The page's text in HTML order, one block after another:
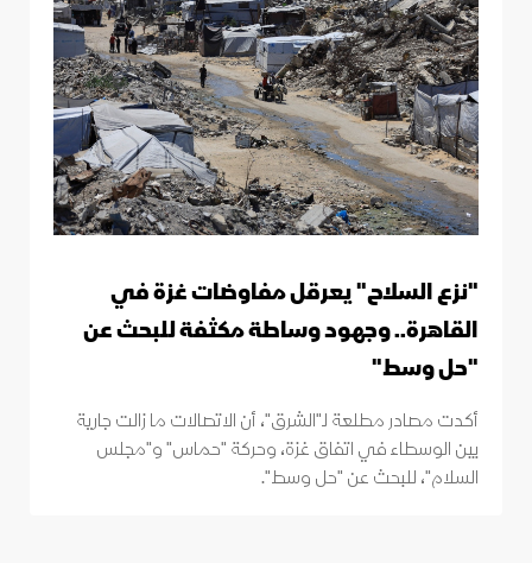
"نزع السلاح" يعرقل مفاوضات غزة في
القاهرة.. وجهود وساطة مكثفة للبحث عن
"حل وسط"
أكدت مصادر مطلعة لـ"الشرق"، أن الاتصالات ما زالت جارية
بين الوسطاء في اتفاق غزة، وحركة "حماس" و"مجلس
السلام"، للبحث عن "حل وسط".